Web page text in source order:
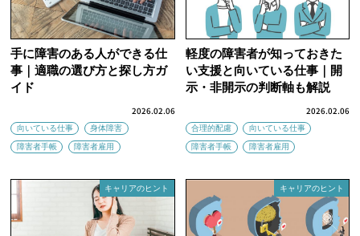
手に障害のある人ができる仕
事｜適職の選び方と探し方ガ
イド
2026.02.06
向いている仕事
身体障害
障害者手帳
障害者雇用
軽度の障害者が知っておきた
い支援と向いている仕事｜開
示・非開示の判断軸も解説
2026.02.06
合理的配慮
向いている仕事
障害者手帳
障害者雇用
キャリアのヒント キャリアのヒント